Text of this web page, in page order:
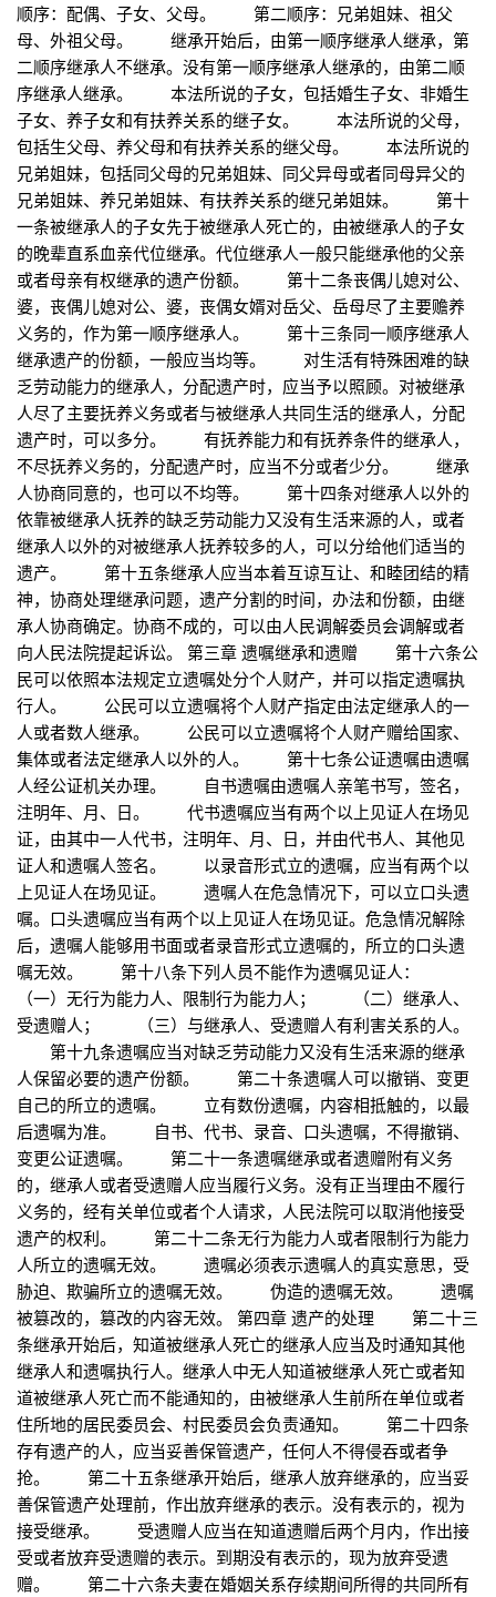
顺序：配偶、子女、父母。 第二顺序：兄弟姐妹、祖父
母、外祖父母。 继承开始后，由第一顺序继承人继承，第
二顺序继承人不继承。没有第一顺序继承人继承的，由第二顺
序继承人继承。 本法所说的子女，包括婚生子女、非婚生
子女、养子女和有扶养关系的继子女。 本法所说的父母，
包括生父母、养父母和有扶养关系的继父母。 本法所说的
兄弟姐妹，包括同父母的兄弟姐妹、同父异母或者同母异父的
兄弟姐妹、养兄弟姐妹、有扶养关系的继兄弟姐妹。 第十
一条被继承人的子女先于被继承人死亡的，由被继承人的子女
的晚辈直系血亲代位继承。代位继承人一般只能继承他的父亲
或者母亲有权继承的遗产份额。 第十二条丧偶儿媳对公、
婆，丧偶儿媳对公、婆，丧偶女婿对岳父、岳母尽了主要赡养
义务的，作为第一顺序继承人。 第十三条同一顺序继承人
继承遗产的份额，一般应当均等。 对生活有特殊困难的缺
乏劳动能力的继承人，分配遗产时，应当予以照顾。对被继承
人尽了主要抚养义务或者与被继承人共同生活的继承人，分配
遗产时，可以多分。 有抚养能力和有抚养条件的继承人，
不尽抚养义务的，分配遗产时，应当不分或者少分。 继承
人协商同意的，也可以不均等。 第十四条对继承人以外的
依靠被继承人抚养的缺乏劳动能力又没有生活来源的人，或者
继承人以外的对被继承人抚养较多的人，可以分给他们适当的
遗产。 第十五条继承人应当本着互谅互让、和睦团结的精
神，协商处理继承问题，遗产分割的时间，办法和份额，由继
承人协商确定。协商不成的，可以由人民调解委员会调解或者
向人民法院提起诉讼。 第三章 遗嘱继承和遗赠 第十六条公
民可以依照本法规定立遗嘱处分个人财产，并可以指定遗嘱执
行人。 公民可以立遗嘱将个人财产指定由法定继承人的一
人或者数人继承。 公民可以立遗嘱将个人财产赠给国家、
集体或者法定继承人以外的人。 第十七条公证遗嘱由遗嘱
人经公证机关办理。 自书遗嘱由遗嘱人亲笔书写，签名，
注明年、月、日。 代书遗嘱应当有两个以上见证人在场见
证，由其中一人代书，注明年、月、日，并由代书人、其他见
证人和遗嘱人签名。 以录音形式立的遗嘱，应当有两个以
上见证人在场见证。 遗嘱人在危急情况下，可以立口头遗
嘱。口头遗嘱应当有两个以上见证人在场见证。危急情况解除
后，遗嘱人能够用书面或者录音形式立遗嘱的，所立的口头遗
嘱无效。 第十八条下列人员不能作为遗嘱见证人：
（一）无行为能力人、限制行为能力人； （二）继承人、
受遗赠人； （三）与继承人、受遗赠人有利害关系的人。
第十九条遗嘱应当对缺乏劳动能力又没有生活来源的继承
人保留必要的遗产份额。 第二十条遗嘱人可以撤销、变更
自己的所立的遗嘱。 立有数份遗嘱，内容相抵触的，以最
后遗嘱为准。 自书、代书、录音、口头遗嘱，不得撤销、
变更公证遗嘱。 第二十一条遗嘱继承或者遗赠附有义务
的，继承人或者受遗赠人应当履行义务。没有正当理由不履行
义务的，经有关单位或者个人请求，人民法院可以取消他接受
遗产的权利。 第二十二条无行为能力人或者限制行为能力
人所立的遗嘱无效。 遗嘱必须表示遗嘱人的真实意思，受
胁迫、欺骗所立的遗嘱无效。 伪造的遗嘱无效。 遗嘱
被篡改的，篡改的内容无效。 第四章 遗产的处理 第二十三
条继承开始后，知道被继承人死亡的继承人应当及时通知其他
继承人和遗嘱执行人。继承人中无人知道被继承人死亡或者知
道被继承人死亡而不能通知的，由被继承人生前所在单位或者
住所地的居民委员会、村民委员会负责通知。 第二十四条
存有遗产的人，应当妥善保管遗产，任何人不得侵吞或者争
抢。 第二十五条继承开始后，继承人放弃继承的，应当妥
善保管遗产处理前，作出放弃继承的表示。没有表示的，视为
接受继承。 受遗赠人应当在知道遗赠后两个月内，作出接
受或者放弃受遗赠的表示。到期没有表示的，现为放弃受遗
赠。 第二十六条夫妻在婚姻关系存续期间所得的共同所有